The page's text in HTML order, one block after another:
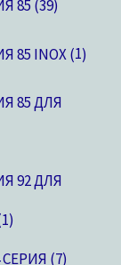
85 39
85 INOX 1
85 ДЛЯ
92 ДЛЯ
1
СЕРИЯ 7